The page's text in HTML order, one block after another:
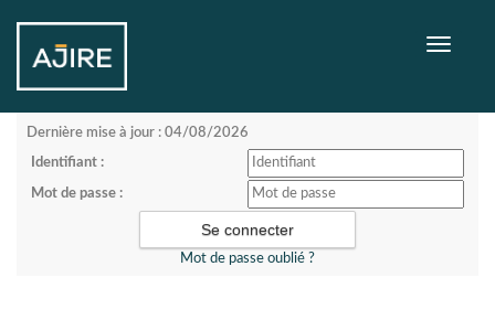
Toggle
Dernière mise à jour : 04/08/2026
Identifiant :
Mot de passe :
Mot de passe oublié ?